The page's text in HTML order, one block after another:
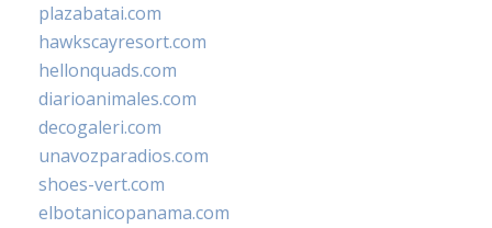
plazabatai.com
hawkscayresort.com
hellonquads.com
diarioanimales.com
decogaleri.com
unavozparadios.com
shoes-vert.com
elbotanicopanama.com